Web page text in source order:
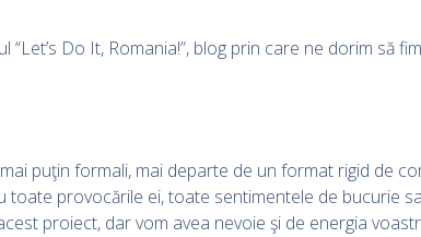
“Let’s Do It, Romania!”, blog prin care ne dorim să
puţin formali, mai departe de un format rigid de
toate provocările ei, toate sentimentele de bucurie
proiect, dar vom avea nevoie şi de energia